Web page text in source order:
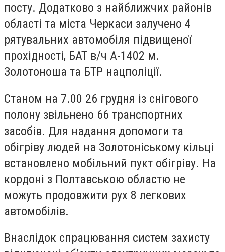
посту. Додатково з найближчих районів
області та міста Черкаси залучено 4
рятувальних автомобіля підвищеної
прохідності, БАТ в/ч А-1402 м.
Золотоноша та БТР нацполіції.
Станом на 7.00 26 грудня із снігового
полону звільнено 66 транспортних
засобів. Для надання допомоги та
обігріву людей на Золотоніському кільці
встановлено мобільний пукт обігріву. На
кордоні з Полтавською областю не
можуть продовжити рух 8 легкових
автомобілів.
Внаслідок спрацювання систем захисту